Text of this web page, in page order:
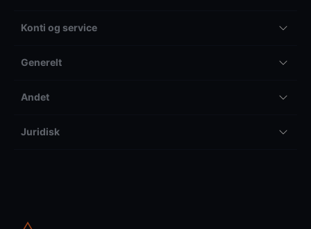
Konti og service
Generelt
Andet
Juridisk